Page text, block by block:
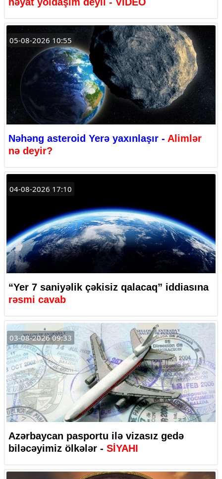
05-08-2026 10:55
Nəhəng asteroid Yerə yaxınlaşır - Alimlər
nə deyir?
04-08-2026 17:10
“Yer 7 saniyəlik çəkisiz qalacaq” iddiasına
rəsmi cavab
03-08-2026 09:33
Azərbaycan pasportu ilə vizasız gedə
biləcəyimiz ölkələr - SİYAHI